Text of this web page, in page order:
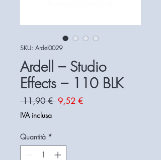
SKU: Ardel0029
Ardell – Studio
Effects – 110 BLK
11,90 € Prezzo
9,52 €Prezzo
IVA inclusa
Quantità *